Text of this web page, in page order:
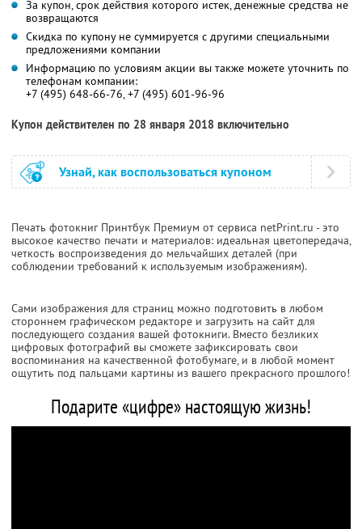
За купон, срок действия которого истек, денежные средства не
возвращаются
Скидка по купону не суммируется с другими специальными
предложениями компании
Информацию по условиям акции вы также можете уточнить по
телефонам компании:
+7 (495) 648-66-76, +7 (495) 601-96-96
Купон действителен по 28 января 2018 включительно
Узнай, как воспользоваться купоном
Печать фотокниг Принтбук Премиум от сервиса netPrint.ru - это
высокое качество печати и материалов: идеальная цветопередача,
четкость воспроизведения до мельчайших деталей (при
соблюдении требований к используемым изображениям).
Сами изображения для страниц можно подготовить в любом
стороннем графическом редакторе и загрузить на сайт для
последующего создания вашей фотокниги. Вместо безликих
цифровых фотографий вы сможете зафиксировать свои
воспоминания на качественной фотобумаге, и в любой момент
ощутить под пальцами картины из вашего прекрасного прошлого!
Подарите «цифре» настоящую жизнь!